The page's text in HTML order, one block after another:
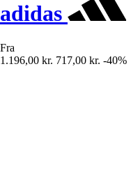
adidas
Fra
1.196,00 kr. 717,00 kr. -40%